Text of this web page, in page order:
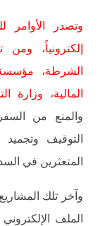
وتصدر الأوامر
إلكترونياً، ومن
الشرطة،
المالية، وزارة
والمنع من
التوقيف
المتعثرين في
وآخر تلك
الملف